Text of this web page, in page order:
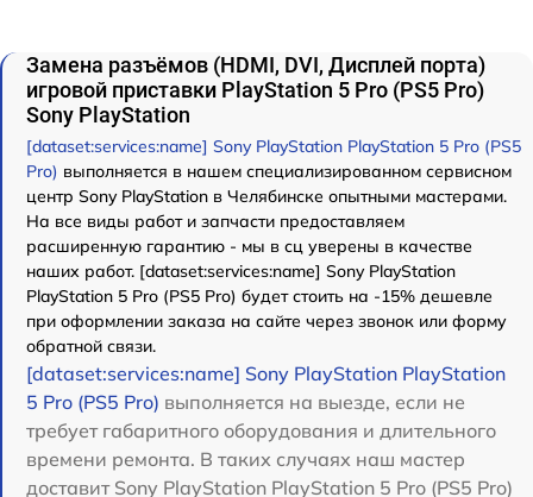
Замена разъёмов (HDMI, DVI, Дисплей порта)
игровой приставки PlayStation 5 Pro (PS5 Pro)
Sony PlayStation
[dataset:services:name] Sony PlayStation PlayStation 5 Pro (PS5
Pro) выполняется в нашем специализированном сервисном
центр Sony PlayStation в Челябинске опытными мастерами.
На все виды работ и запчасти предоставляем
расширенную гарантию - мы в сц уверены в качестве
наших работ. [dataset:services:name] Sony PlayStation
PlayStation 5 Pro (PS5 Pro) будет стоить на -15% дешевле
при оформлении заказа на сайте через звонок или форму
обратной связи.
[dataset:services:name] Sony PlayStation PlayStation
5 Pro (PS5 Pro) выполняется на выезде, если не
требует габаритного оборудования и длительного
времени ремонта. В таких случаях наш мастер
доставит Sony PlayStation PlayStation 5 Pro (PS5 Pro)